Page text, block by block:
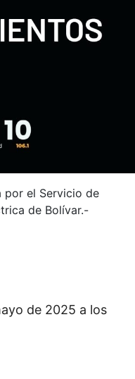
por el Servicio de
de Bolívar.-
de 2025 a los